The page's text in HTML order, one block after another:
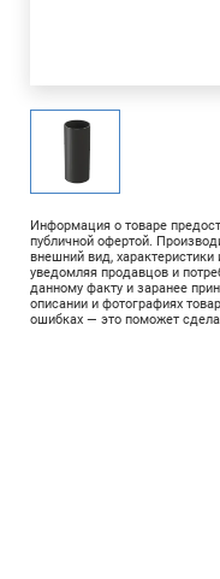
Информация о товаре
публичной офертой.
внешний вид,
уведомляя продавцов и
данному факту и заранее
описании и фотографиях
ошибках — это поможет